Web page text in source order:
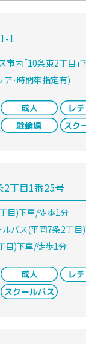
1
市内｢10条東2丁目｣
･時間帯指定有)
2丁目1番25号
目)下車/徒歩1分
ルバス(平岡7条2丁
目)下車/徒歩1分